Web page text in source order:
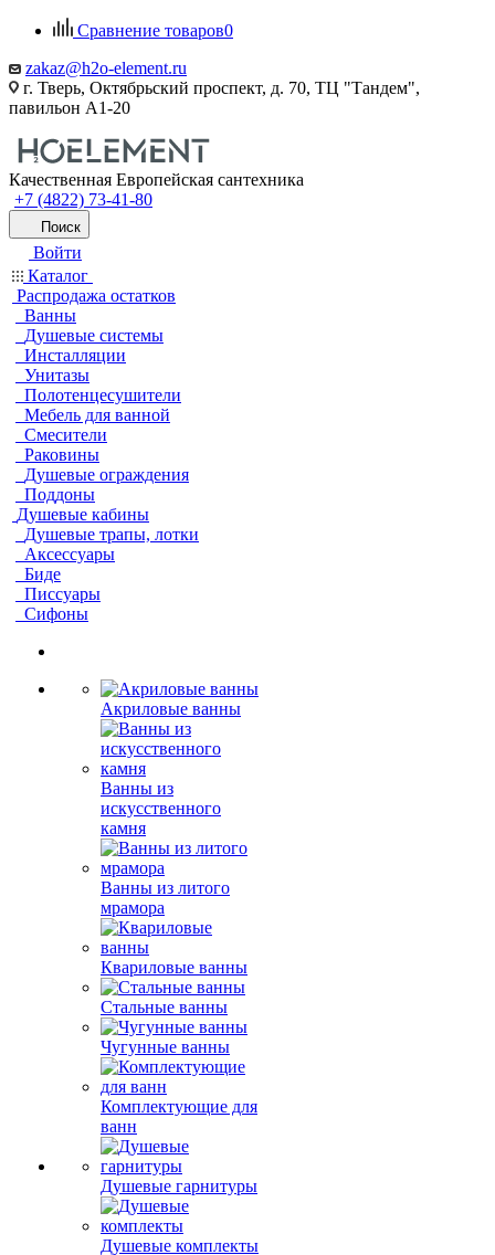
Сравнение товаров0
zakaz@h2o-element.ru
г. Тверь, Октябрьский проспект, д. 70, ТЦ "Тандем",
павильон А1-20
Качественная Европейская сантехника
+7 (4822) 73-41-80
Поиск
Войти
Каталог
Распродажа остатков
Ванны
Душевые системы
Инсталляции
Унитазы
Полотенцесушители
Мебель для ванной
Смесители
Раковины
Душевые ограждения
Поддоны
Душевые кабины
Душевые трапы, лотки
Аксессуары
Биде
Писсуары
Сифоны
Акриловые ванны
Ванны из
искусственного
камня
Ванны из литого
мрамора
Квариловые ванны
Стальные ванны
Чугунные ванны
Комплектующие для
ванн
Душевые гарнитуры
Душевые комплекты